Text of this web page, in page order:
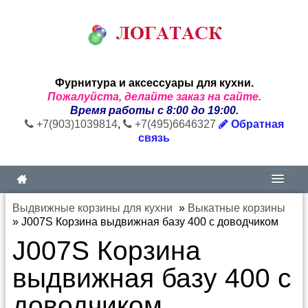
Фурнитура и аксессуары для кухни.
Пожалуйста, делайте заказ на сайте.
Время работы с 8:00 до 19:00.
+7(903)1039814, +7(495)6646327
Обратная
связь
Выдвижные корзины для кухни » Выкатные корзины
» J007S Корзина выдвижная базу 400 с доводчиком
J007S Корзина
выдвижная базу 400 с